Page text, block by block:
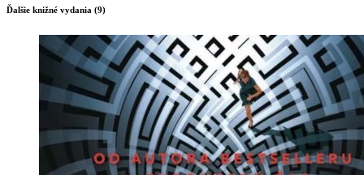
Ďalšie knižné vydania (9)